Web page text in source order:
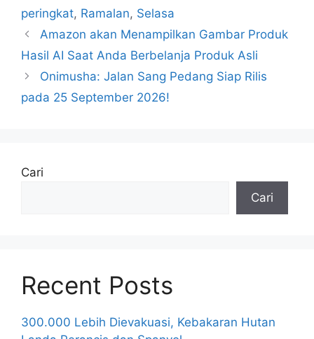
peringkat, Ramalan, Selasa
Amazon akan Menampilkan Gambar Produk
Hasil AI Saat Anda Berbelanja Produk Asli
Onimusha: Jalan Sang Pedang Siap Rilis
pada 25 September 2026!
Cari
Cari
Recent Posts
300.000 Lebih Dievakuasi, Kebakaran Hutan